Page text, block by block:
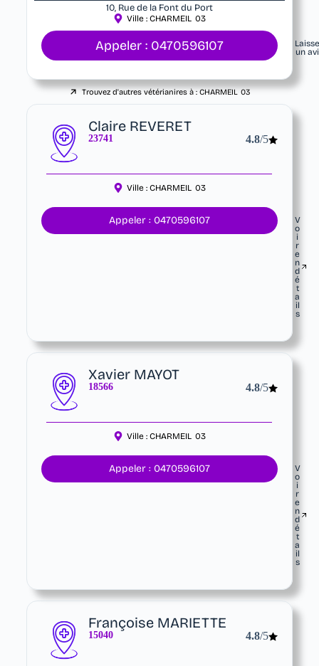
10, Rue de la Font du Port
Ville : CHARMEIL 03
Appeler : 0470596107
un
Trouvez d'autres vétérianires à : CHARMEIL 03
Claire REVERET
23741 4.8/5
Ville : CHARMEIL 03
Appeler : 0470596107
V
o
i
r
e
n
d
é
t
a
il
s
Xavier MAYOT
18566 4.8/5
Ville : CHARMEIL 03
Appeler : 0470596107
V
o
i
r
e
n
d
é
t
a
il
s
Françoise MARIETTE
15040 4.8/5